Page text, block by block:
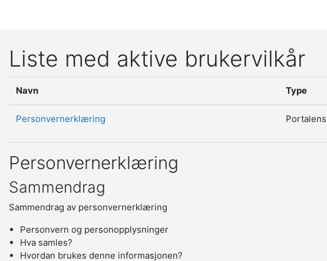
Liste med aktive brukervilkår
Navn Type
Personvernerklæring
Personvernerklæring
Sammendrag
Sammendrag av personvernerklæring
Personvern og personopplysninger
Hva samles?
Hvordan brukes denne informasjonen?